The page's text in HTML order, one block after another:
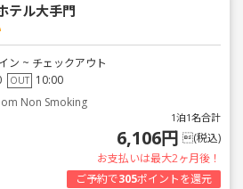
テル大手門
ン ~ チェックアウト
OUT 10:00
Non Smoking
1泊1名合計
6,106円 (税込)
お支払いは最大2ヶ月後！
ご予約で305ポイントを還元